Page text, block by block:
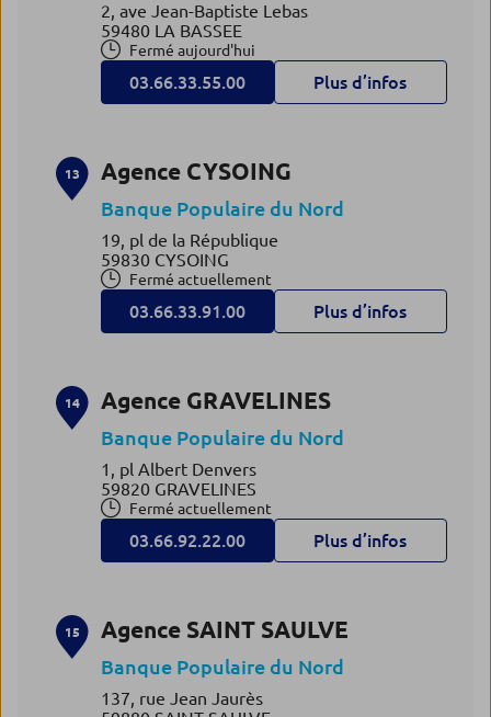
2, ave Jean-Baptiste Lebas
59480 LA BASSEE
Fermé aujourd'hui
03.66.33.55.00 Plus d’infos
13 Agence CYSOING
Banque Populaire du Nord
19, pl de la République
59830 CYSOING
Fermé actuellement
03.66.33.91.00 Plus d’infos
14 Agence GRAVELINES
Banque Populaire du Nord
1, pl Albert Denvers
59820 GRAVELINES
Fermé actuellement
03.66.92.22.00 Plus d’infos
15 Agence SAINT SAULVE
Banque Populaire du Nord
137, rue Jean Jaurès